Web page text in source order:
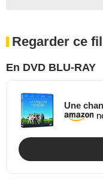
Regarder ce
En DVD BLU-RAY
Une